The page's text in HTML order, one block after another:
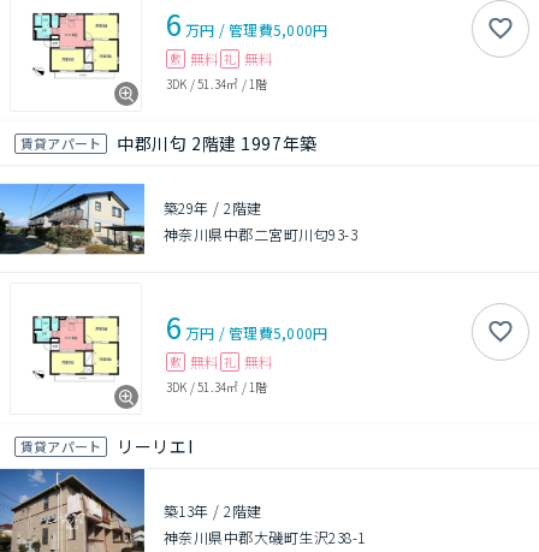
6 万円 /管理費5,000円
敷 無料 礼 無料
3DK /51.34㎡ / 1階
賃貸アパート 中郡川匂 2階建 1997年築
築29年 /2階建
神奈川県中郡二宮町川匂93-3
6 万円 /管理費5,000円
敷 無料 礼 無料
3DK /51.34㎡ / 1階
賃貸アパート リーリエI
築13年 /2階建
神奈川県中郡大磯町生沢238-1